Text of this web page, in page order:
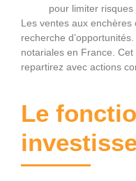
pour limiter risques
Les ventes aux
recherche
notariales en France.
repartirez avec actions
Le